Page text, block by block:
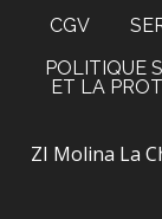
CGV
POLITIQUE
ET LA
ZI Molina La